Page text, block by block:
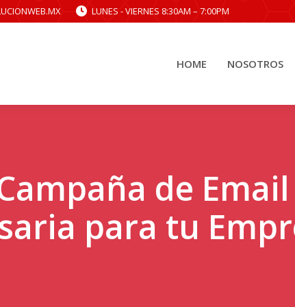
LUNES - VIERNES 8:30AM – 7:00PM
HOME NOSOTROS
de
para tu
HOME NOSOTROS